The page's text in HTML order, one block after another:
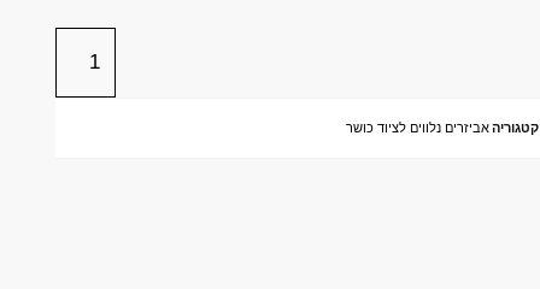
קטגוריהאביזרים נלווים לציוד כושר